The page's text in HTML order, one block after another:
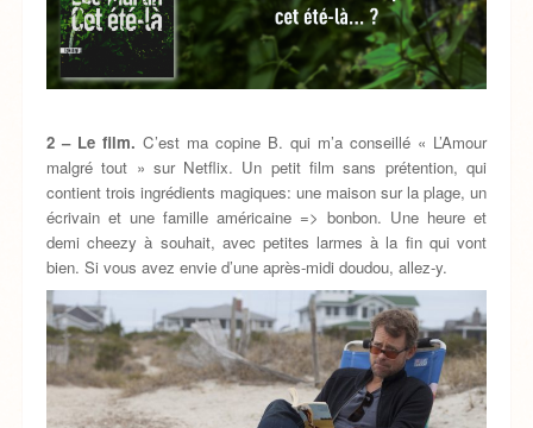
2 – Le film. C’est ma copine B. qui m’a conseillé « L’Amour
malgré tout » sur Netflix. Un petit film sans prétention, qui
contient trois ingrédients magiques: une maison sur la plage, un
écrivain et une famille américaine => bonbon. Une heure et
demi cheezy à souhait, avec petites larmes à la fin qui vont
bien. Si vous avez envie d’une après-midi doudou, allez-y.